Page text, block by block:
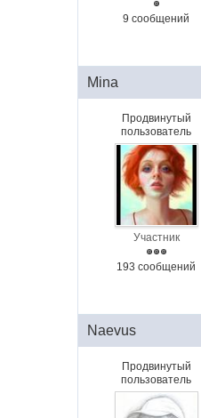
9 сообщений
Mina
Продвинутый
пользователь
Участник
193 сообщений
Naevus
Продвинутый
пользователь